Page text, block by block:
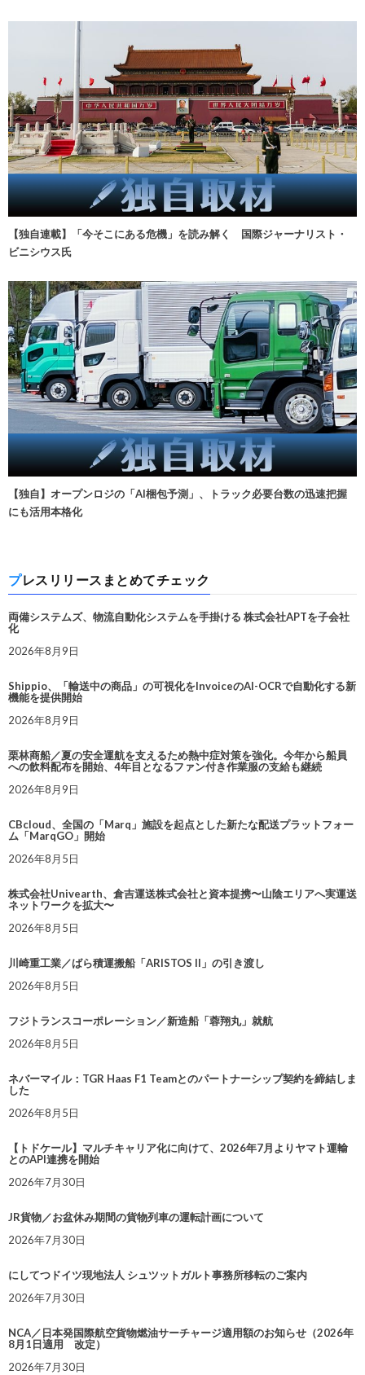
【独自連載】「今そこにある危機」を読み解く 国際ジャーナリスト・
ビニシウス氏
【独自】オープンロジの「AI梱包予測」、トラック必要台数の迅速把握
にも活用本格化
プレスリリースまとめてチェック
両備システムズ、物流自動化システムを手掛ける 株式会社APTを子会社
化
2026年8月9日
Shippio、「輸送中の商品」の可視化をInvoiceのAI-OCRで自動化する新
機能を提供開始
2026年8月9日
栗林商船／夏の安全運航を支えるため熱中症対策を強化。今年から船員
への飲料配布を開始、4年目となるファン付き作業服の支給も継続
2026年8月9日
CBcloud、全国の「Marq」施設を起点とした新たな配送プラットフォー
ム「MarqGO」開始
2026年8月5日
株式会社Univearth、倉吉運送株式会社と資本提携〜山陰エリアへ実運送
ネットワークを拡大〜
2026年8月5日
川崎重工業／ばら積運搬船「ARISTOS II」の引き渡し
2026年8月5日
フジトランスコーポレーション／新造船「蓉翔丸」就航
2026年8月5日
ネバーマイル：TGR Haas F1 Teamとのパートナーシップ契約を締結しま
した
2026年8月5日
【トドケール】マルチキャリア化に向けて、2026年7月よりヤマト運輸
とのAPI連携を開始
2026年7月30日
JR貨物／お盆休み期間の貨物列車の運転計画について
2026年7月30日
にしてつドイツ現地法人 シュツットガルト事務所移転のご案内
2026年7月30日
NCA／日本発国際航空貨物燃油サーチャージ適用額のお知らせ（2026年
8月1日適用 改定）
2026年7月30日